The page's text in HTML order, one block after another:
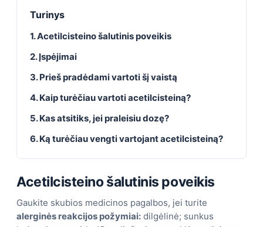
Turinys
1. Acetilcisteino šalutinis poveikis
2. Įspėjimai
3. Prieš pradėdami vartoti šį vaistą
4. Kaip turėčiau vartoti acetilcisteiną?
5. Kas atsitiks, jei praleisiu dozę?
6. Ką turėčiau vengti vartojant acetilcisteiną?
Acetilcisteino šalutinis poveikis
Gaukite skubios medicinos pagalbos, jei turite
alerginės reakcijos požymiai: dilgėlinė; sunkus